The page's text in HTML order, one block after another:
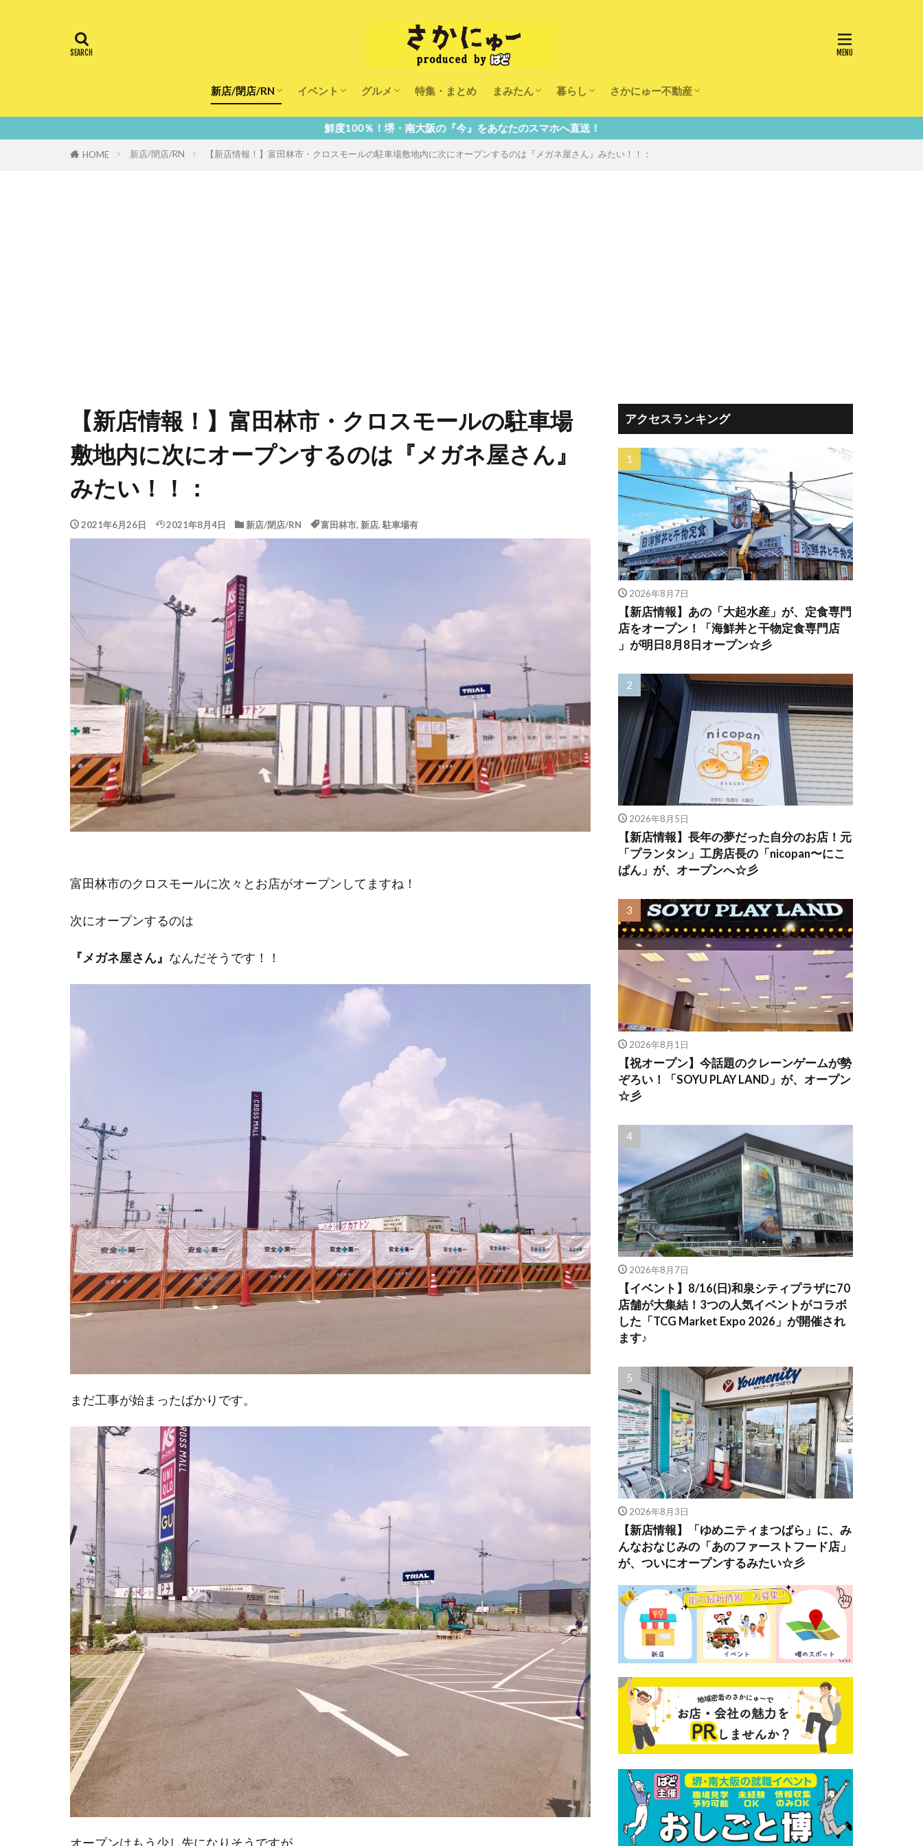
新店/閉店/RN イベント
キッズ
グルメ
ランチ
カフェ
特集・まとめ まみたん
まみたんイベント・おでかけ
習い事・キャンペーン
幼稚園・こども園・保育園
暮らし
医療
美容・健康
大人の習い事
キッズ
子供の教育
子供の習い事
おしごと
さかにゅー不動産
鮮度100％！堺・南大阪の『今』をあなたのスマホへ直送！
HOME 新店/閉店/RN 【新店情報！】富田林市・クロスモールの駐車場敷地内に次にオープンするのは『メガネ屋さん』みたい！！：
【新店情報！】富田林市・クロスモールの駐車場
敷地内に次にオープンするのは『メガネ屋さん』
みたい！！：
2021年6月26日 2021年8月4日 新店/閉店/RN 富田林市, 新店, 駐車場有
富田林市のクロスモールに次々とお店がオープンしてますね！
次にオープンするのは
『メガネ屋さん』 なんだそうです！！
まだ工事が始まったばかりです。
オープンはもう少し先になりそうですが、
アクセスランキング
2026年8月7日
【新店情報】あの「大起水産」が、定食専門
店をオープン！「海鮮丼と干物定食専門店
」が明日8月8日オープン☆彡
2026年8月5日
【新店情報】長年の夢だった自分のお店！元
「プランタン」工房店長の「nicopan〜にこ
ぱん」が、オープンへ☆彡
2026年8月1日
【祝オープン】今話題のクレーンゲームが勢
ぞろい！「SOYU PLAY LAND」が、オープン
☆彡
2026年8月7日
【イベント】8/16(日)和泉シティプラザに70
店舗が大集結！3つの人気イベントがコラボ
した「TCG Market Expo 2026」が開催され
ます♪
2026年8月3日
【新店情報】「ゆめニティまつばら」に、み
んなおなじみの「あのファーストフード店」
が、ついにオープンするみたい☆彡